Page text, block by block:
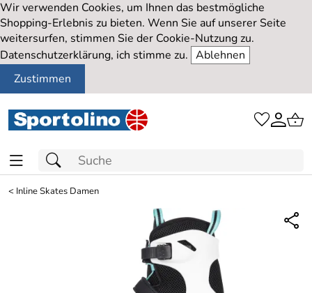
Wir verwenden Cookies, um Ihnen das bestmögliche
Shopping-Erlebnis zu bieten. Wenn Sie auf unserer Seite
weitersurfen, stimmen Sie der Cookie-Nutzung zu.
Datenschutzerklärung, ich stimme zu. Ablehnen
Zustimmen
< Inline Skates Damen